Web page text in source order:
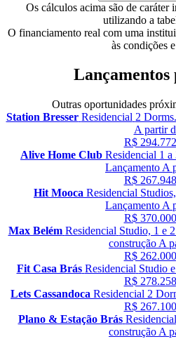
Os cálculos acima são de
utilizando a
O financiamento real com uma
às condições
Lançamentos
Outras oportunidades
Station Bresser Residencial 2 Dorms.
A partir
R$
Alive Home Club Residencial 1 a
Lançamento A
R$
Hit Mooca Residencial
Lançamento A
R$
Max Belém Residencial Studio, 1 e
construção A
R$
Fit Casa Brás Residencial Studio
R$
Lets Cassandoca Residencial 2
R$
Plano & Estação Brás Residencial
construção A